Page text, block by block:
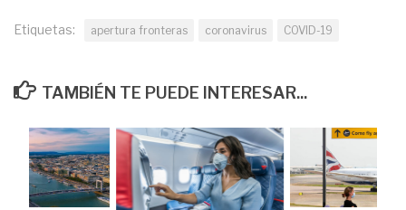
Etiquetas: apertura fronteras coronavirus COVID-19
TAMBIÉN TE PUEDE INTERESAR...